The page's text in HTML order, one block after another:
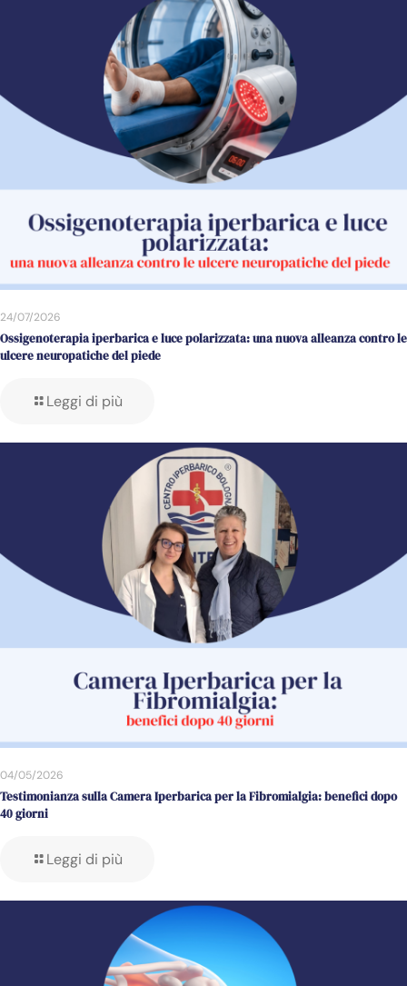
24/07/2026
Ossigenoterapia iperbarica e luce polarizzata: una nuova alleanza contro le
ulcere neuropatiche del piede
Leggi di più
04/05/2026
Testimonianza sulla Camera Iperbarica per la Fibromialgia: benefici dopo
40 giorni
Leggi di più